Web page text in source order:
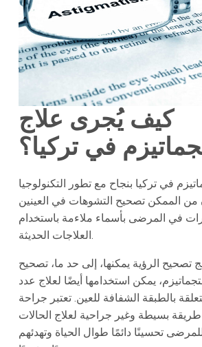
كيف يُجرى علاج
في تركيا؟
في تركيا بنجاح مع تطور التكنولوجيا
من الممكن تصحيح التشوهات في العينين
في المرضى بأسماء ملاءمة باستخدام
العلاجات الحديثة.
تصحيح الرؤية يمكنها، إلى حد ما، تصحيح
يمكن استخدامها أيضًا لعلاج عدد
بالطبقة الشفافة للعين. تعتبر جراحة
طريقة بسيطة وغير جراحية لعلاج الحالات
تحسينًا دائمًا طوال الحياة وتهدئهم